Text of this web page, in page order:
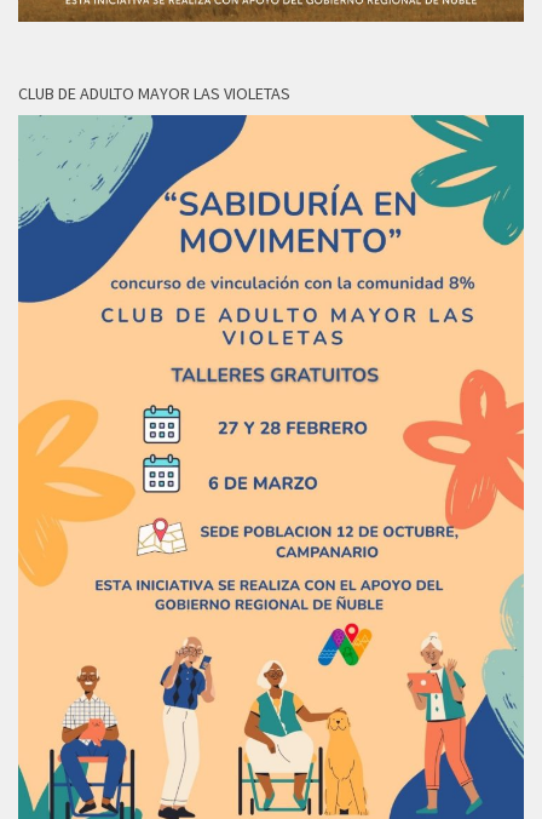
CLUB DE ADULTO MAYOR LAS VIOLETAS